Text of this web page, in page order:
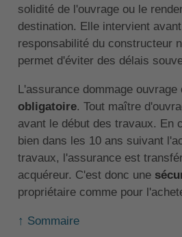
solidité de l'ouvrage ou le
destination. Elle intervient
responsabilité du constructeur
permet d'éviter des délais
L'assurance dommage ouvrage
obligatoire. Tout maître
avant le début des travaux. En
bien dans les 10 ans suivant
travaux, l'assurance est
acquéreur. C'est donc une
propriétaire comme pour
↑ Sommaire